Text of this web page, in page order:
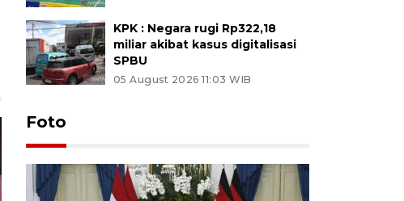
KPK : Negara rugi Rp322,18
miliar akibat kasus digitalisasi
SPBU
05 August 2026 11:03 WIB
Foto